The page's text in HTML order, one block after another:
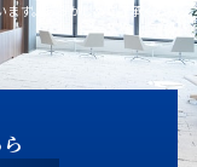
す。あらかじめご了承くだ